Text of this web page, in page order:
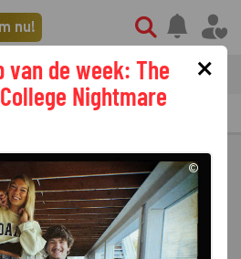
nu!
streaming nieuws
PRIMETIME GEMIST
×
de week: The
Nightmare
©